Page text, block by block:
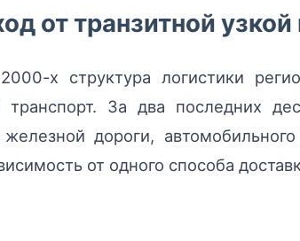
от транзитной
х структура логистики
транспорт. За два последних
железной дороги,
от одного способа